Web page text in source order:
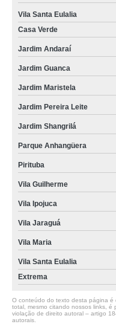
Vila Santa Eulalia
Casa Verde
Jardim Andaraí
Jardim Guanca
Jardim Maristela
Jardim Pereira Leite
Jardim Shangrilá
Parque Anhangüera
Pirituba
Vila Guilherme
Vila Ipojuca
Vila Jaraguá
Vila Maria
Vila Santa Eulalia
Extrema
O conteúdo do texto desta página é
total, mesmo citando nossos links, é
violação de direito autoral – artigo
autorais